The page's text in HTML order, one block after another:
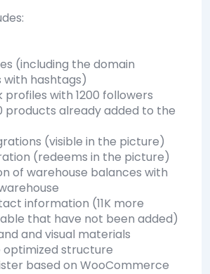
(including the domain
hashtags)
profiles with 1200 followers
products already added to the
(visible in the picture)
(redeems in the picture)
of warehouse balances with
information (11K more
that have not been added)
and visual materials
optimized structure
based on WooCommerce